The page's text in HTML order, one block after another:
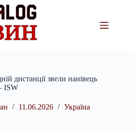
дистанції звели нанівець
ISW
11.06.2026 Україна